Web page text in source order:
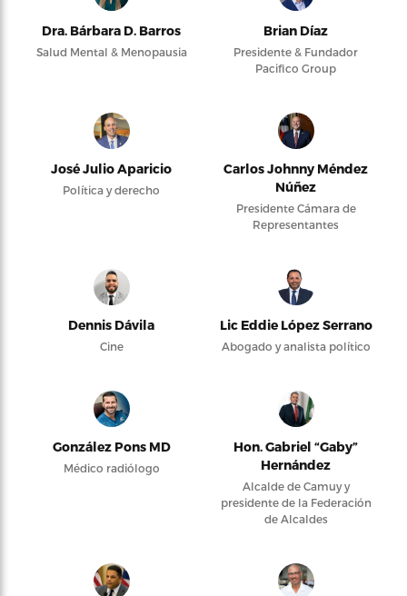
Dra. Bárbara D. Barros
Salud Mental & Menopausia
Brian Díaz
Presidente & Fundador
Pacifico Group
José Julio Aparicio
Política y derecho
Carlos Johnny Méndez
Núñez
Presidente Cámara de
Representantes
Dennis Dávila
Cine
Lic Eddie López Serrano
Abogado y analista político
González Pons MD
Médico radiólogo
Hon. Gabriel “Gaby”
Hernández
Alcalde de Camuy y
presidente de la Federación
de Alcaldes